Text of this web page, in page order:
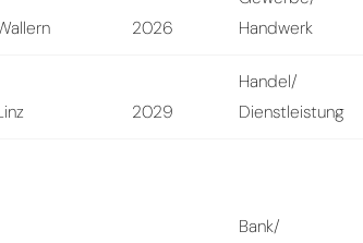
2026
Handwerk
2029
Handel/
Dienstleistung
Bank/